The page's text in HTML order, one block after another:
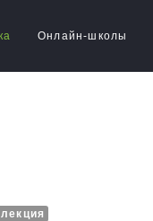
Онлайн-школы
лекция